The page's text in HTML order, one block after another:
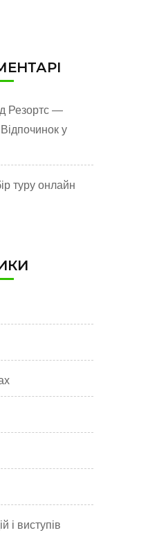
Резортс —
у
туру онлайн
і виступів